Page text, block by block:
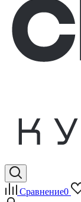
Сравнение0